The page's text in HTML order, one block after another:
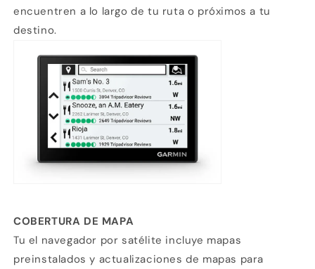
encuentren a lo largo de tu ruta o próximos a tu
destino.
COBERTURA DE MAPA
Tu el navegador por satélite incluye mapas
preinstalados y actualizaciones de mapas para